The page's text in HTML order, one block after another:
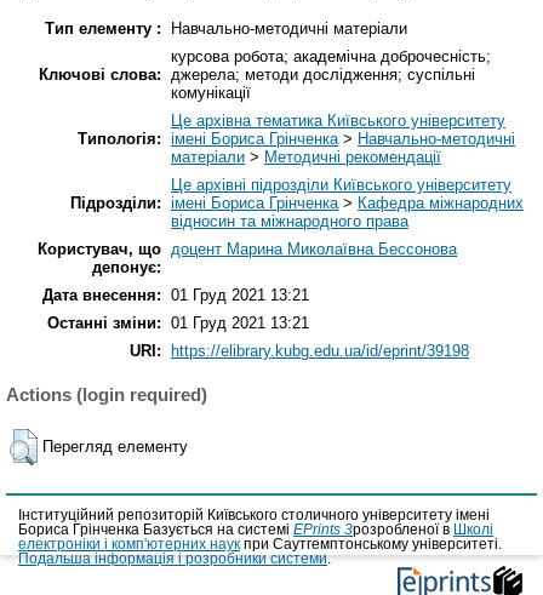
Тип елементу : Навчально-методичні матеріали
Ключові слова:
курсова робота; академічна доброчесність;
джерела; методи дослідження; суспільні
комунікації
Типологія:
Це архівна тематика Київського університету
імені Бориса Грінченка> Навчально-методичні
матеріали > Методичні рекомендації
Підрозділи:
Це архівні підрозділи Київського університету
імені Бориса Грінченка> Кафедра міжнародних
відносин та міжнародного права
Користувач, що
депонує:
доцент Марина Миколаївна Бессонова
Дата внесення: 01 Груд 2021 13:21
Останні зміни: 01 Груд 2021 13:21
URI:
https://elibrary.kubg.edu.ua/id/eprint/39198
Actions (login required)
Перегляд елементу
Інституційний репозиторій Київського столичного університету імені
Бориса Грінченка Базується на системі EPrints 3розробленої в
Школі
електроніки і комп'ютерних наук при Саутгемптонському університеті.
Подальша інформація і розробники системи.